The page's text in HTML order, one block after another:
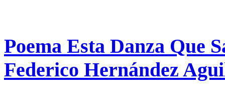
Poema Esta Danza Que
Federico Hernández